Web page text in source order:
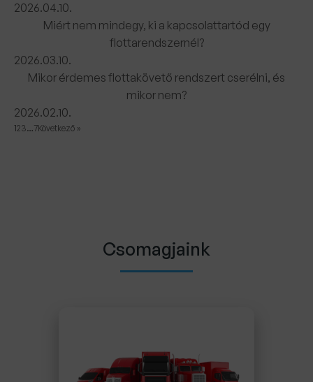
2026.04.10.
Miért nem mindegy, ki a kapcsolattartód egy
flottarendszernél?
2026.03.10.
Mikor érdemes flottakövető rendszert cserélni, és
mikor nem?
2026.02.10.
123…7Következő »
Csomagjaink